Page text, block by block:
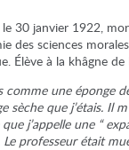
le 30 janvier 1922,
des sciences
Élève à la khâgne
comme une éponge
que j’étais. Il
j’appelle une “
professeur était